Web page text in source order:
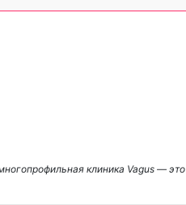
клиника Vagus — это